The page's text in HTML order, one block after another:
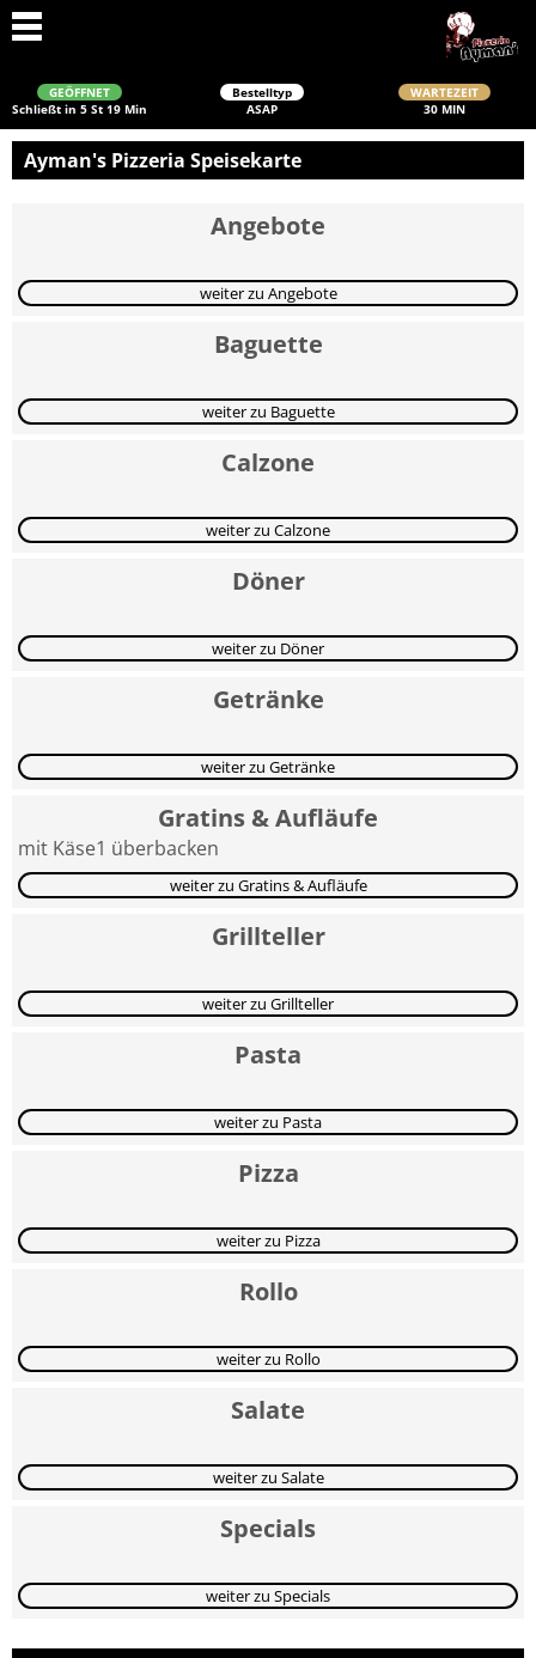
GEÖFFNET
Schließt in 5 St 19 Min
Bestelltyp
ASAP
WARTEZEIT
30 MIN
Ayman's Pizzeria Speisekarte
Angebote
weiter zu Angebote
Baguette
weiter zu Baguette
Calzone
weiter zu Calzone
Döner
weiter zu Döner
Getränke
weiter zu Getränke
Gratins & Aufläufe
mit Käse1 überbacken
weiter zu Gratins & Aufläufe
Grillteller
weiter zu Grillteller
Pasta
weiter zu Pasta
Pizza
weiter zu Pizza
Rollo
weiter zu Rollo
Salate
weiter zu Salate
Specials
weiter zu Specials